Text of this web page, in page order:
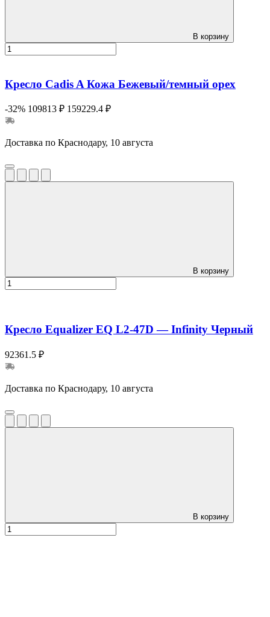
В корзину
Кресло Cadis A Кожа Бежевый/темный орех
-32% 109813 ₽ 159229.4 ₽
Доставка по Краснодару, 10 августа
В корзину
Кресло Equalizer EQ L2-47D — Infinity Черный
92361.5 ₽
Доставка по Краснодару, 10 августа
В корзину